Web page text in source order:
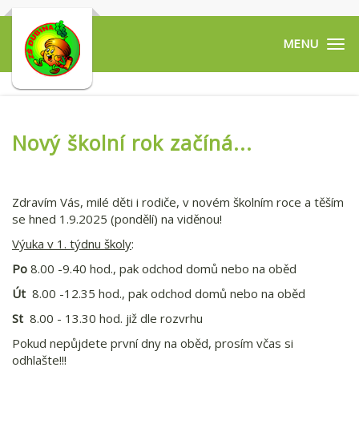
Nový školní rok začíná...
Zdravím Vás, milé děti i rodiče, v novém školním roce a těším
se hned 1.9.2025 (pondělí) na viděnou!
Výuka v 1. týdnu školy:
Po 8.00 -9.40 hod., pak odchod domů nebo na oběd
Út 8.00 -12.35 hod., pak odchod domů nebo na oběd
St 8.00 - 13.30 hod. již dle rozvrhu
Pokud nepůjdete první dny na oběd, prosím včas si
odhlašte!!!